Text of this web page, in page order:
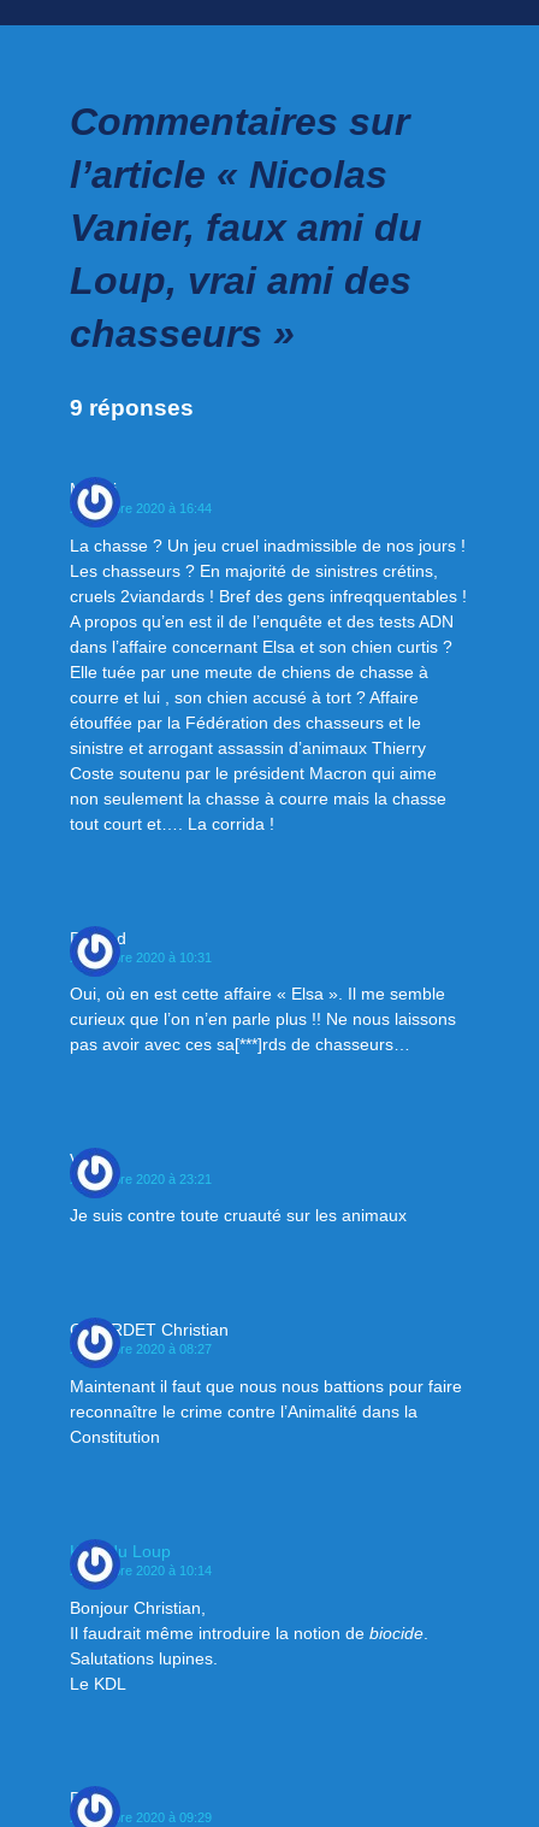
Commentaires sur
l’article « Nicolas
Vanier, faux ami du
Loup, vrai ami des
chasseurs »
9 réponses
Mattei
22 octobre 2020 à 16:44
La chasse ? Un jeu cruel inadmissible de nos jours !
Les chasseurs ? En majorité de sinistres crétins,
cruels 2viandards ! Bref des gens infreqquentables !
A propos qu’en est il de l’enquête et des tests ADN
dans l’affaire concernant Elsa et son chien curtis ?
Elle tuée par une meute de chiens de chasse à
courre et lui , son chien accusé à tort ? Affaire
étouffée par la Fédération des chasseurs et le
sinistre et arrogant assassin d’animaux Thierry
Coste soutenu par le président Macron qui aime
non seulement la chasse à courre mais la chasse
tout court et…. La corrida !
Durand
23 octobre 2020 à 10:31
Oui, où en est cette affaire « Elsa ». Il me semble
curieux que l’on n’en parle plus !! Ne nous laissons
pas avoir avec ces sa[***]rds de chasseurs…
Villot
23 octobre 2020 à 23:21
Je suis contre toute cruauté sur les animaux
GIRARDET Christian
24 octobre 2020 à 08:27
Maintenant il faut que nous nous battions pour faire
reconnaître le crime contre l’Animalité dans la
Constitution
Klan du Loup
24 octobre 2020 à 10:14
Bonjour Christian,
Il faudrait même introduire la notion de biocide
Salutations lupines.
Le KDL
Dorin
25 octobre 2020 à 09:29